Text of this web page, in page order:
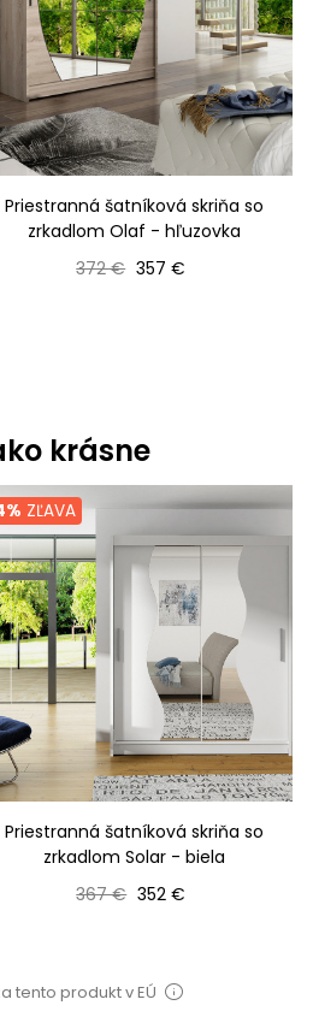
Priestranná šatníková skriňa so
zrkadlom Olaf - hľuzovka
Bežná cena
372 € Cena
357 €
krásne
ZĽAVA
Priestranná šatníková skriňa so
zrkadlom Solar - biela
Bežná cena
367 € Cena
352 €
tento produkt v EÚ